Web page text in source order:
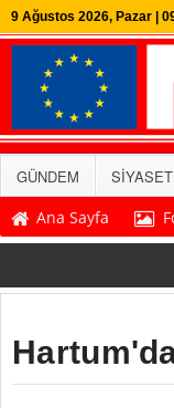
9 Ağustos 2026, Pazar |
GÜNDEM SİYASET
Ana Sayfa